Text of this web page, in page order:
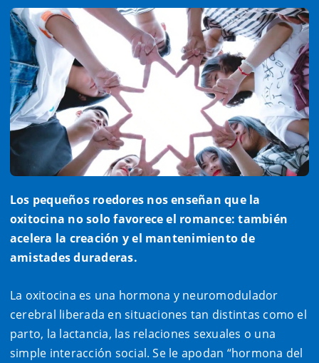
Los pequeños roedores nos enseñan que la
oxitocina no solo favorece el romance: también
acelera la creación y el mantenimiento de
amistades duraderas.
La oxitocina es una hormona y neuromodulador
cerebral liberada en situaciones tan distintas como el
parto, la lactancia, las relaciones sexuales o una
simple interacción social. Se le apodan “hormona del